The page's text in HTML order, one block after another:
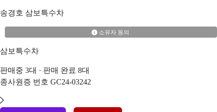
송경호 삼보특수차
소유자 동의
삼보특수차
판매중 3대 · 판매 완료 8대
종사원증 번호 GC24-03242